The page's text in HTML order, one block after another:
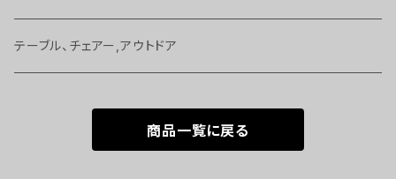
ヘッドパーツ、スペーサー 等
シートポスト、サドル
ヘルメット
サイクルコンピューター
テーブル、チェアー,アウトドア
商品一覧に戻る